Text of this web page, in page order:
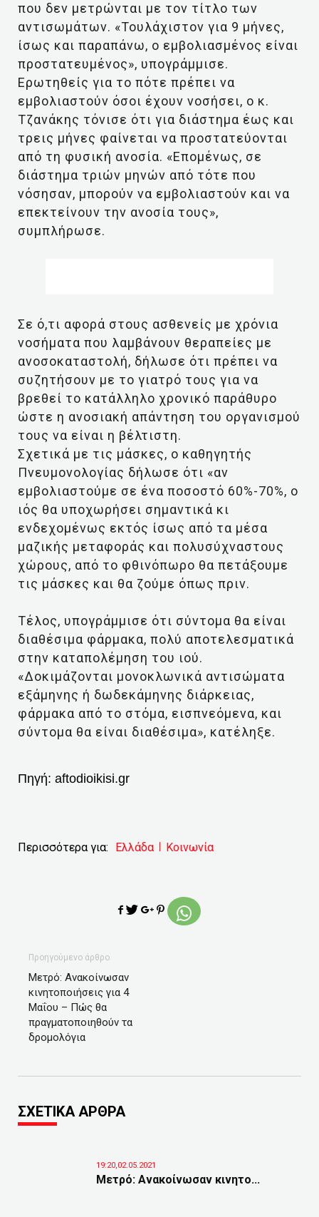
που δεν μετρώνται με τον τίτλο των
αντισωμάτων. «Τουλάχιστον για 9 μήνες,
ίσως και παραπάνω, ο εμβολιασμένος είναι
προστατευμένος», υπογράμμισε.
Ερωτηθείς για το πότε πρέπει να
εμβολιαστούν όσοι έχουν νοσήσει, ο κ.
Τζανάκης τόνισε ότι για διάστημα έως και
τρεις μήνες φαίνεται να προστατεύονται
από τη φυσική ανοσία. «Επομένως, σε
διάστημα τριών μηνών από τότε που
νόσησαν, μπορούν να εμβολιαστούν και να
επεκτείνουν την ανοσία τους»,
συμπλήρωσε.
Σε ό,τι αφορά στους ασθενείς με χρόνια
νοσήματα που λαμβάνουν θεραπείες με
ανοσοκαταστολή, δήλωσε ότι πρέπει να
συζητήσουν με το γιατρό τους για να
βρεθεί το κατάλληλο χρονικό παράθυρο
ώστε η ανοσιακή απάντηση του οργανισμού
τους να είναι η βέλτιστη.
Σχετικά με τις μάσκες, ο καθηγητής
Πνευμονολογίας δήλωσε ότι «αν
εμβολιαστούμε σε ένα ποσοστό 60%-70%, ο
ιός θα υποχωρήσει σημαντικά κι
ενδεχομένως εκτός ίσως από τα μέσα
μαζικής μεταφοράς και πολυσύχναστους
χώρους, από το φθινόπωρο θα πετάξουμε
τις μάσκες και θα ζούμε όπως πριν.
Τέλος, υπογράμμισε ότι σύντομα θα είναι
διαθέσιμα φάρμακα, πολύ αποτελεσματικά
στην καταπολέμηση του ιού.
«Δοκιμάζονται μονοκλωνικά αντισώματα
εξάμηνης ή δωδεκάμηνης διάρκειας,
φάρμακα από το στόμα, εισπνεόμενα, και
σύντομα θα είναι διαθέσιμα», κατέληξε.
Πηγή: aftodioikisi.gr
Περισσότερα για: Ελλάδα Κοινωνία
Προηγούμενο άρθρο
Μετρό: Ανακοίνωσαν
κινητοποιήσεις για 4
Μαΐου – Πώς θα
πραγματοποιηθούν τα
δρομολόγια
ΣΧΕΤΙΚΑ ΑΡΘΡΑ
19:20,02.05.2021
Μετρό: Ανακοίνωσαν κινητο...